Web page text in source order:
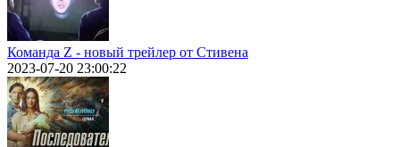
Команда Z - новый трейлер от Стивена
2023-07-20 23:00:22